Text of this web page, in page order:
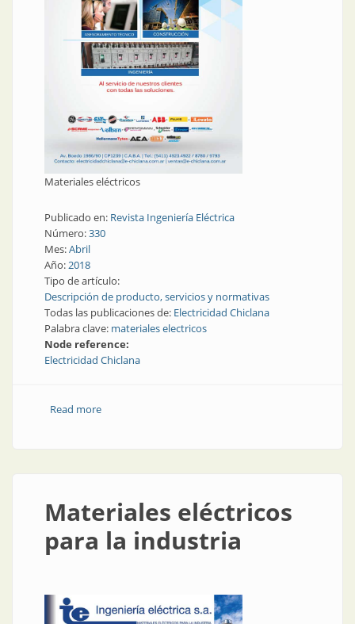
Materiales eléctricos
Publicado en: Revista Ingeniería Eléctrica
Número:330
Mes:Abril
Año:2018
Tipo de artículo:
Descripción de producto, servicios y normativas
Todas las publicaciones de: Electricidad Chiclana
Palabra clave: materiales electricos
Node reference:
Electricidad Chiclana
Read moreabout Materiales eléctricos
Materiales eléctricos
para la industria